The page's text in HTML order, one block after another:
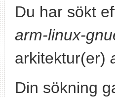
Du har sökt
arm-linux-
arkitektur(er)
Din sökning